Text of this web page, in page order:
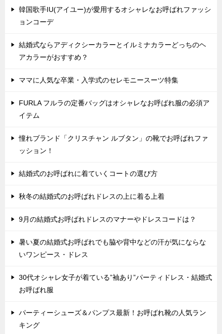
韓国歌手IU(アイユー)が愛用するオシャレなお呼ばれファッシ
ョンコーデ
結婚式ならアディクシーカラーとイルミナカラーどっちのヘ
アカラーがおすすめ？
ママに人気な卒業・入学式のセレモニースーツ特集
FURLA フルラの定番バッグはオシャレなお呼ばれ服の必須ア
イテム
憧れブランド「クリスチャン ルブタン」の靴でお呼ばれファ
ッション！
結婚式のお呼ばれに着ていくコートの選び方
秋冬の結婚式のお呼ばれドレスの上に着る上着
9月の結婚式お呼ばれドレスのマナーやドレスコードは？
暑い夏の結婚式お呼ばれでも脇や背中などの汗が気にならな
いワンピース・ドレス
30代オシャレ女子が着ている”袖あり”パーティドレス・結婚式
お呼ばれ服
パーティーシューズ＆パンプス最新！お呼ばれ靴の人気ラン
キング